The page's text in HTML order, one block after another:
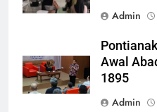
Admin
Awal
1895
Admin